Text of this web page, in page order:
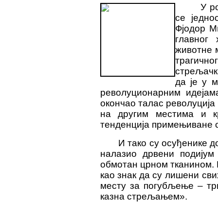
У
се
Фјодор
животне
да је у
револуционарним
окончао талас
на другим местима и
тенденција примењиване
И тако су осуђенике
налазио дрвени
обмотан црном
као знак да су лишени
месту за погубљење –
казна стрељањем».